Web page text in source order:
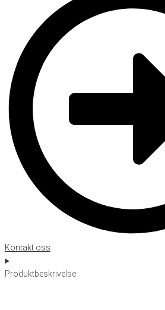
Kontakt oss
Produktbeskrivelse